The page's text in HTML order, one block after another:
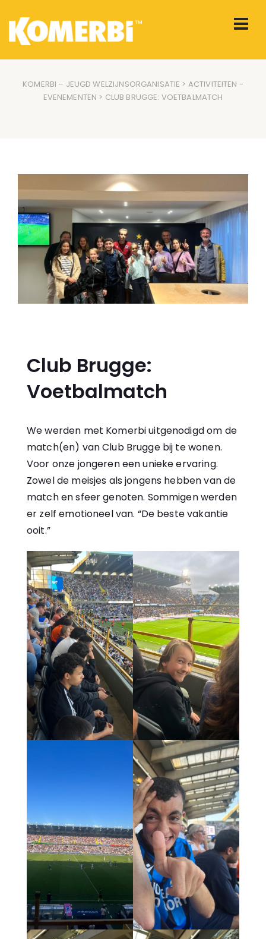
KOMERBI – JEUGD WELZIJNSORGANISATIE > ACTIVITEITEN -
EVENEMENTEN > CLUB BRUGGE: VOETBALMATCH
Club Brugge:
Voetbalmatch
We werden met Komerbi uitgenodigd om de
match(en) van Club Brugge bij te wonen.
Voor onze jongeren een unieke ervaring.
Zowel de meisjes als jongens hebben van de
match en sfeer genoten. Sommigen werden
er zelf emotioneel van. “De beste vakantie
ooit.”